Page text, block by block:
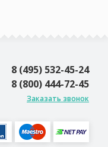
8 (495) 532-45-24
8 (800) 444-72-45
Заказать звонок